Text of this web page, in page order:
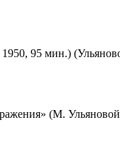
95 мин.)
(М.